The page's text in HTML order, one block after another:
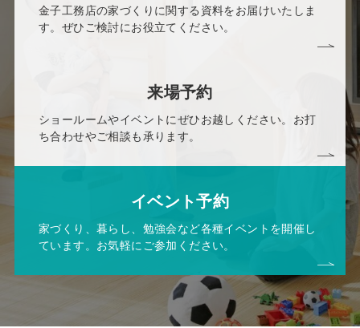
金子工務店の家づくりに関する資料をお届けいたしま
す。ぜひご検討にお役立てください。
来場予約
ショールームやイベントにぜひお越しください。お打
ち合わせやご相談も承ります。
イベント予約
家づくり、暮らし、勉強会など各種イベントを開催し
ています。お気軽にご参加ください。